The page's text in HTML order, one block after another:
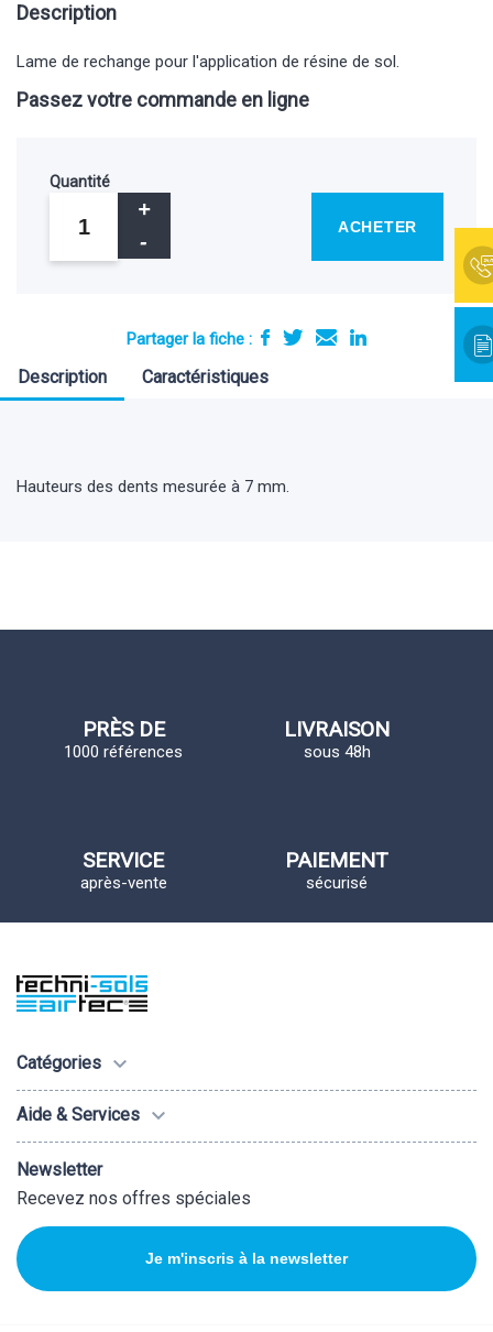
Description
Lame de rechange pour l'application de résine de sol.
Passez votre commande en ligne
Quantité
ACHETER
Partager la fiche :
Description Caractéristiques
Hauteurs des dents mesurée à 7 mm.
PRÈS DE
1000 références
LIVRAISON
sous 48h
SERVICE
après-vente
PAIEMENT
sécurisé
Catégories 
Aide & Services 
Newsletter
Recevez nos offres spéciales
Je m'inscris à la newsletter